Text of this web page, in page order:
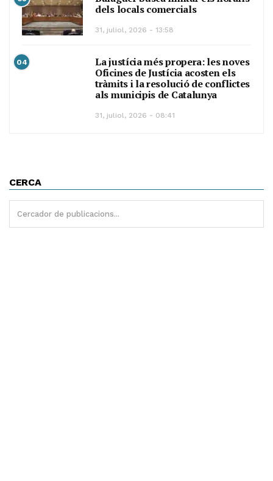
dels locals comercials
31, juliol, 2026 - 13:58
04
La justícia més propera: les noves
Oficines de Justícia acosten els
tràmits i la resolució de conflictes
als municipis de Catalunya
31, juliol, 2026 - 08:41
CERCA